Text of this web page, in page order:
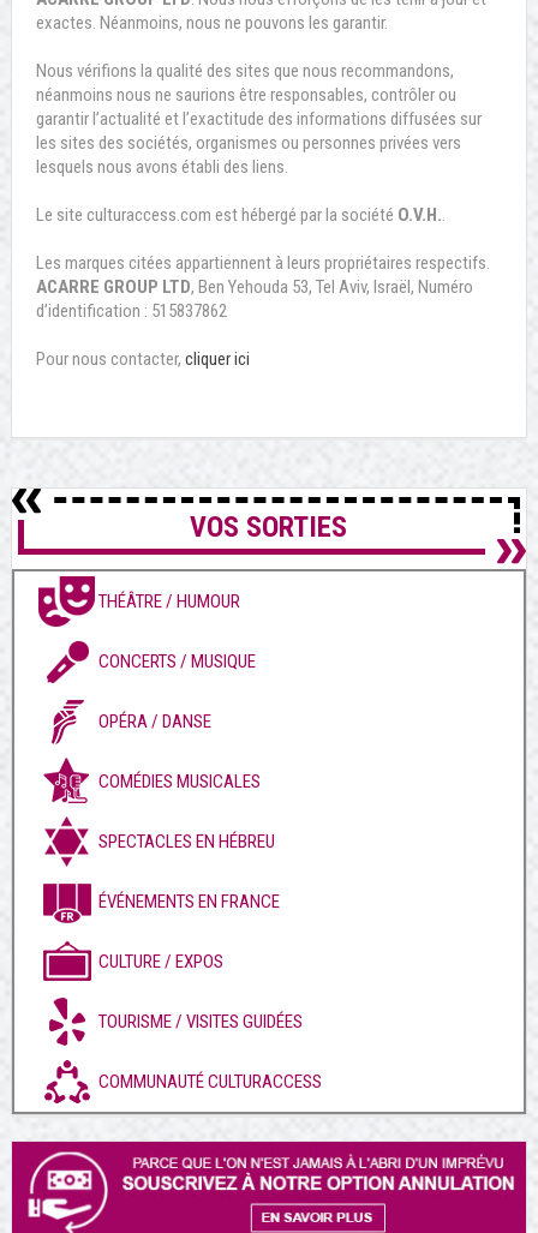
exactes. Néanmoins, nous ne pouvons les garantir.
Nous vérifions la qualité des sites que nous recommandons,
néanmoins nous ne saurions être responsables, contrôler ou
garantir l’actualité et l’exactitude des informations diffusées sur
les sites des sociétés, organismes ou personnes privées vers
lesquels nous avons établi des liens.
Le site culturaccess.com est hébergé par la société O.V.H..
Les marques citées appartiennent à leurs propriétaires respectifs.
ACARRE GROUP LTD, Ben Yehouda 53, Tel Aviv, Israël, Numéro
d’identification : 515837862
Pour nous contacter, cliquer ici
VOS SORTIES
THÉÂTRE / HUMOUR
CONCERTS / MUSIQUE
OPÉRA / DANSE
COMÉDIES MUSICALES
SPECTACLES EN HÉBREU
ÉVÉNEMENTS EN FRANCE
CULTURE / EXPOS
TOURISME / VISITES GUIDÉES
COMMUNAUTÉ CULTURACCESS